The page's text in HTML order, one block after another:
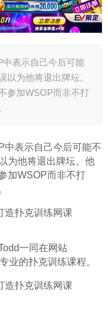
表示自己今后可能
以为他将退出牌坛。
参加WSOP而非不打
中表示自己今后可能不
为他将退出牌坛。他
加WSOP而非不打
一同在网站
业的扑克训练课程。